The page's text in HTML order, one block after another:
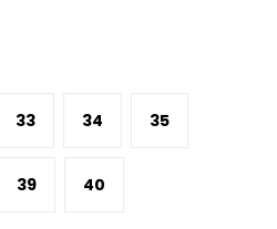
33 34 35
39 40